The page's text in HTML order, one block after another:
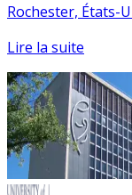
Rochester, États-
Lire la suite